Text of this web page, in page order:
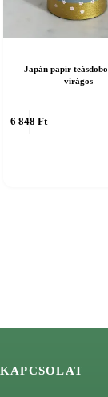
Japán papír
virágos
6 848Ft
KAPCSOLAT